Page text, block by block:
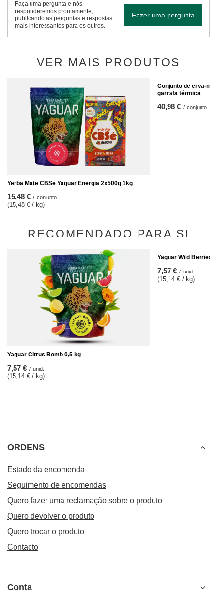
Faça uma pergunta e nós
responderemos prontamente,
publicando as perguntas e respostas
mais interessantes para os outros.
Fazer uma pergunta
VER MAIS PRODUTOS
Yerba Mate CBSe Yaguar Energia 2x500g 1kg
15,48 € / conjunto
(15,48 € / kg)
Conjunto de erva-
garrafa térmica
40,98 € / conjunto
RECOMENDADO PARA SI
Yaguar Citrus Bomb 0,5 kg
7,57 € / unid.
(15,14 € / kg)
Yaguar Wild Berries
7,57 € / unid.
(15,14 € / kg)
ORDENS
Estado da encomenda
Seguimento de encomendas
Quero fazer uma reclamação sobre o produto
Quero devolver o produto
Quero trocar o produto
Contacto
Conta